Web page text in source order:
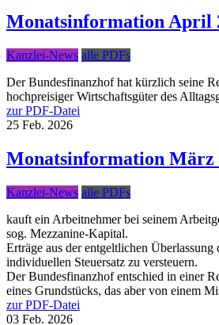
Monatsinformation April
Kanzlei-News alle PDFs
Der Bundesfinanzhof hat kürzlich seine
hochpreisiger Wirtschaftsgüter des
zur PDF-Datei
25 Feb. 2026
Monatsinformation März
Kanzlei-News alle PDFs
kauft ein Arbeitnehmer bei seinem
sog. Mezzanine-Kapital.
Erträge aus der entgeltlichen
individuellen Steuersatz zu versteuern.
Der Bundesfinanzhof entschied in einer
eines Grundstücks, das aber von einem
zur PDF-Datei
03 Feb. 2026